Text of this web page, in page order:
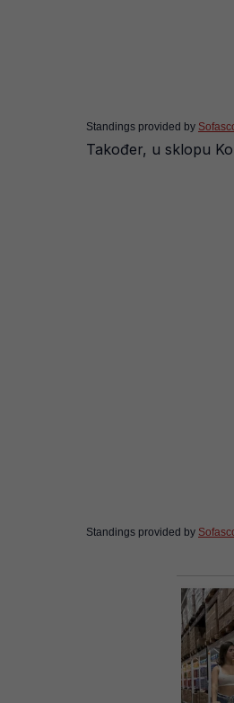
Standings provided by
Također, u sklopu
Standings provided by